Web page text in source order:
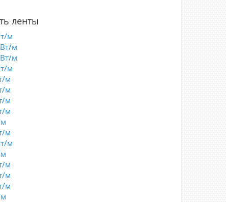
ленты
м
м
м
м
м
м
м
м
м
м
м
м
м